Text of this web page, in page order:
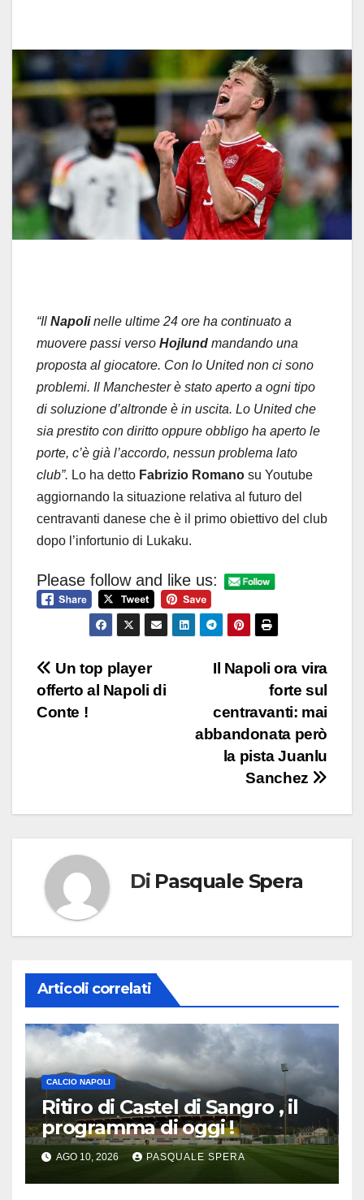
“Il Napolinelle ultime 24 ore ha continuato a
muovere passi verso Hojlund mandando una
proposta al giocatore. Con lo United non ci sono
problemi. Il Manchester è stato aperto a ogni tipo
di soluzione d’altronde è in uscita. Lo United che
sia prestito con diritto oppure obbligo ha aperto le
porte, c’è già l’accordo, nessun problema lato
club”. Lo ha detto Fabrizio Romano su Youtube
aggiornando la situazione relativa al futuro del
centravanti danese che è il primo obiettivo del club
dopo l’infortunio di Lukaku.
Please follow and like us:
Navigazione
articoli
Il Napoli ora vira
forte sul
centravanti: mai
abbandonata però
la pista Juanlu
Sanchez
Un top player
offerto al Napoli di
Conte !
Di Pasquale Spera
Articoli correlati
CALCIO NAPOLI
Ritiro di Castel di Sangro , il
programma di oggi !
AGO 10, 2026 PASQUALE SPERA